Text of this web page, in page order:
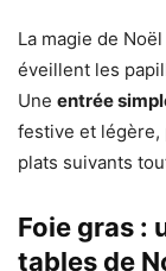
La magie de
éveillent les
Une entrée
festive et légère,
plats suivants
Foie gras :
tables de